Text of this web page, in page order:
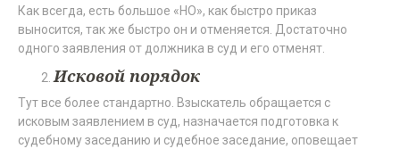
Как всегда, есть большое «НО», как быстро приказ
выносится, так же быстро он и отменяется. Достаточно
одного заявления от должника в суд и его отменят.
Исковой порядок
Тут все более стандартно. Взыскатель обращается с
исковым заявлением в суд, назначается подготовка к
судебному заседанию и судебное заседание, оповещает